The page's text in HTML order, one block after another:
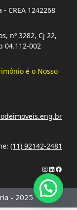
CREA 1242268
nº 3282, Cj 22,
04.112-002
é o Nosso
(11) 92142-2481
Instagram
LinkedIn
- 2025